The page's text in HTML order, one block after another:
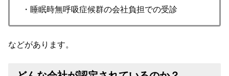
・睡眠時無呼吸症候群の会社負担での受診
などがあります。